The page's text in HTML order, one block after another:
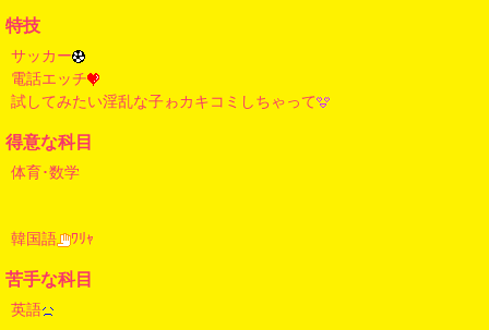
特技
サッカー
電話エッチ
試してみたい淫乱な子ゎカキコミしちゃって
得意な科目
体育･数学
韓国語 ﾜﾘｬ
苦手な科目
英語